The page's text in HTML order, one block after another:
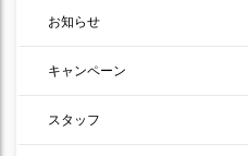
お知らせ
キャンペーン
スタッフ